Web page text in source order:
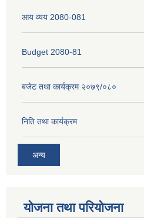
आय व्यय 2080-081
Budget 2080-81
बजेट तथा कार्यक्रम २०७९/०८०
निति तथा कार्यक्रम
अन्य
योजना तथा परियोजना